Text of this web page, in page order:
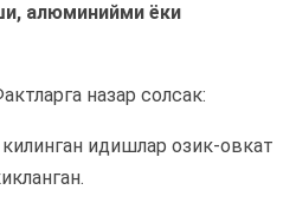
алюминийми ёки
назар солсак:
идишлар озик-овкат